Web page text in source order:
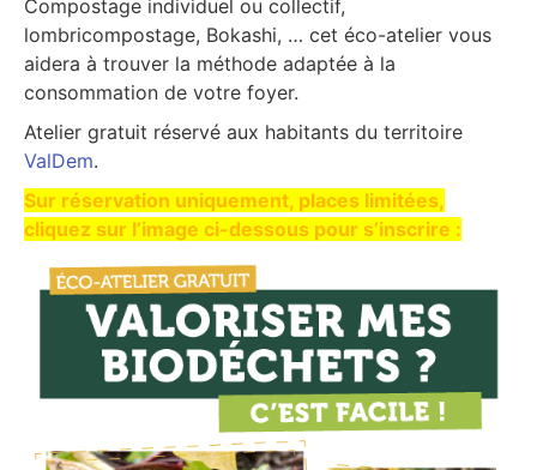
Compostage individuel ou collectif,
lombricompostage, Bokashi, … cet éco-atelier vous
aidera à trouver la méthode adaptée à la
consommation de votre foyer.
Atelier gratuit réservé aux habitants du territoire
ValDem.
Sur réservation uniquement, places limitées,
cliquez sur l’image ci-dessous pour s’inscrire :